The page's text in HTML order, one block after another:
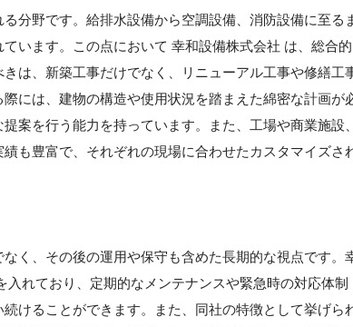
分野です。給排水設備から空調設備、消防設備に至る
います。この点において 幸和設備株式会社 は、総合的
は、新築工事だけでなく、リニューアル工事や修繕工
には、建物の構造や使用状況を踏まえた綿密な計画が
案を行う能力を持っています。また、工場や商業施設、
も豊富で、それぞれの現場に合わせたカスタマイズさ
く、その後の運用や保守も含めた長期的な視点です。
れており、定期的なメンテナンスや緊急時の対応体制
けることができます。また、同社の特徴として挙げら